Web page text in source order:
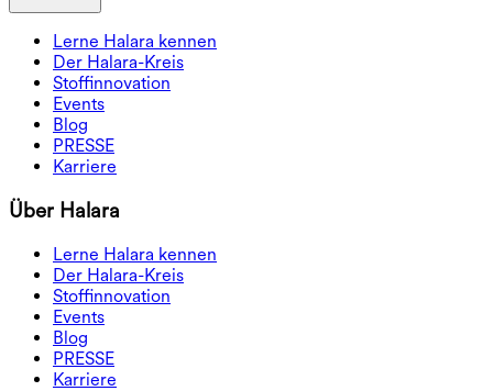
Lerne Halara kennen
Der Halara-Kreis
Stoffinnovation
Events
Blog
PRESSE
Karriere
Über Halara
Lerne Halara kennen
Der Halara-Kreis
Stoffinnovation
Events
Blog
PRESSE
Karriere